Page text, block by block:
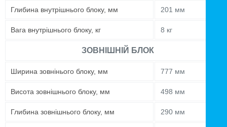
Глибина внутрішнього блоку, мм 201 мм
Вага внутрішнього блоку, кг 8 кг
ЗОВНІШНІЙ БЛОК
Ширина зовнінього блоку, мм 777 мм
Висота зовнішнього блоку, мм 498 мм
Глибина зовнішнього блоку, мм 290 мм